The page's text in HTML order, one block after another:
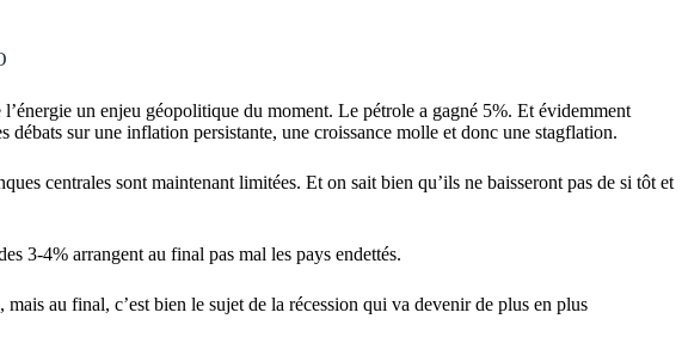
un enjeu géopolitique du moment. Le pétrole a gagné 5%. Et évidemment
sur une inflation persistante, une croissance molle et donc une stagflation.
centrales sont maintenant limitées. Et on sait bien qu’ils ne baisseront pas de si tôt et
3-4% arrangent au final pas mal les pays endettés.
au final, c’est bien le sujet de la récession qui va devenir de plus en plus